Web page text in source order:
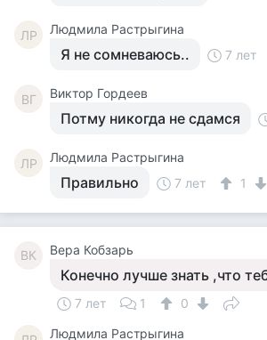
ЛР Людмила Растрыгина
Я не сомневаюсь.. 7 лет
ВГ Виктор Гордеев
Потму никогда не сдамся
ЛР Людмила Растрыгина
Правильно 7 лет 1
ВК Вера Кобзарь
Конечно лучше знать ,что
7 лет 1 0
Людмила Растрыгина